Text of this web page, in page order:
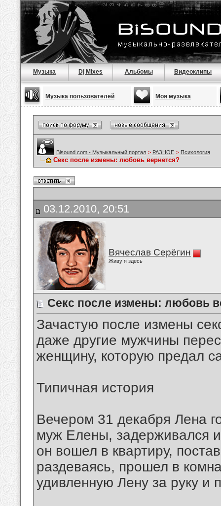
Музыка Dj Mixes Альбомы Видеоклипы
Музыка пользователей Моя музыка
Bisound.com - Музыкальный портал > РАЗНОЕ > Психология
Секс после измены: любовь вернется?
03.12.2010, 20:51
Вячеслав Серёгин
Живу я здесь
Секс после измены: любовь
Зачастую после измены
даже другие мужчины
женщину, которую предал
Типичная история
Вечером 31 декабря Лена
муж Елены, задерживался
он вошел в квартиру,
раздеваясь, прошел в
удивленную Лену за руку и